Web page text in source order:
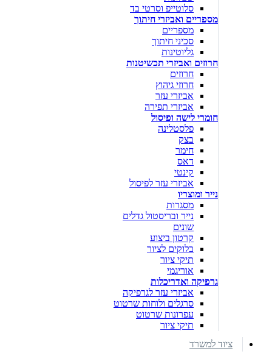
סלוטייפ וסרטי בד
מספריים ואביזרי חיתוך
מספריים
סכיני חיתוך
גליוטינות
חרוזים ואביזרי תכשיטנות
חרוזים
חרוזי גיהוץ
אביזרי עזר
אביזרי תפירה
חומרי לישה ופיסול
פלסטלינה
בצק
חימר
דאס
קינטי
אביזרי עזר לפיסול
נייר ומוצריו
מסגרות
נייר ובריסטול גדלים
שונים
קרטון ביצוע
בלוקים לציור
תיקי ציור
אוריגמי
גרפיקה ואדריכלות
אביזרי עזר לגרפיקה
סרגלים ולוחות שרטוט
עפרונות שרטוט
תיקי ציור
ציוד למשרד